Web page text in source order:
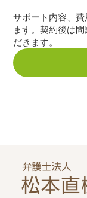
サポート内容、
ます。契約後は
だきます。